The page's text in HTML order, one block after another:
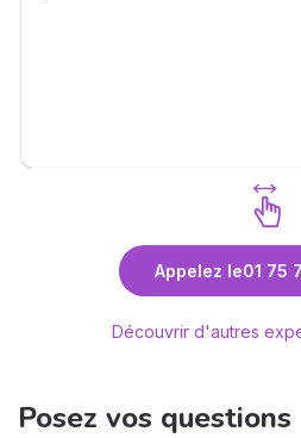
Découvrez Alix Maya
Appelez le01 75
Découvrir d'autres
Posez vos questions